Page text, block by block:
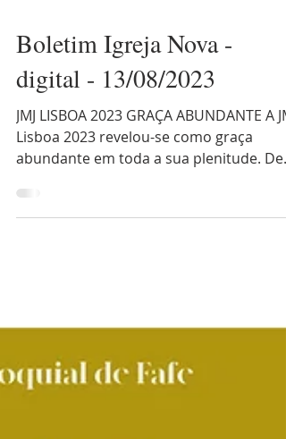
Boletim Igreja Nova -
digital - 13/08/2023
JMJ LISBOA 2023 GRAÇA ABUNDANTE A
Lisboa 2023 revelou-se como graça
permita que não termine o...